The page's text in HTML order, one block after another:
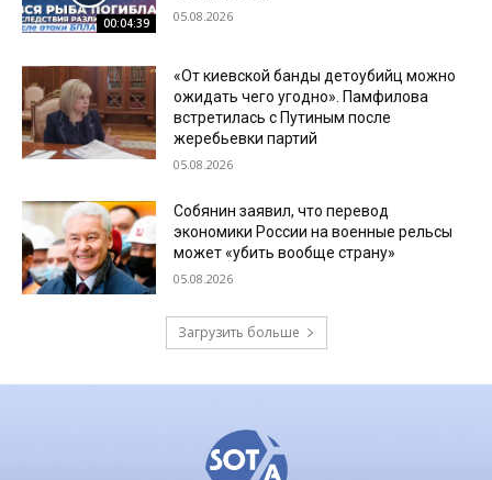
00:04:39 05.08.2026
«От киевской банды детоубийц можно
ожидать чего угодно». Памфилова
встретилась с Путиным после
жеребьевки партий
05.08.2026
Собянин заявил, что перевод
экономики России на военные рельсы
может «убить вообще страну»
05.08.2026
Загрузить больше